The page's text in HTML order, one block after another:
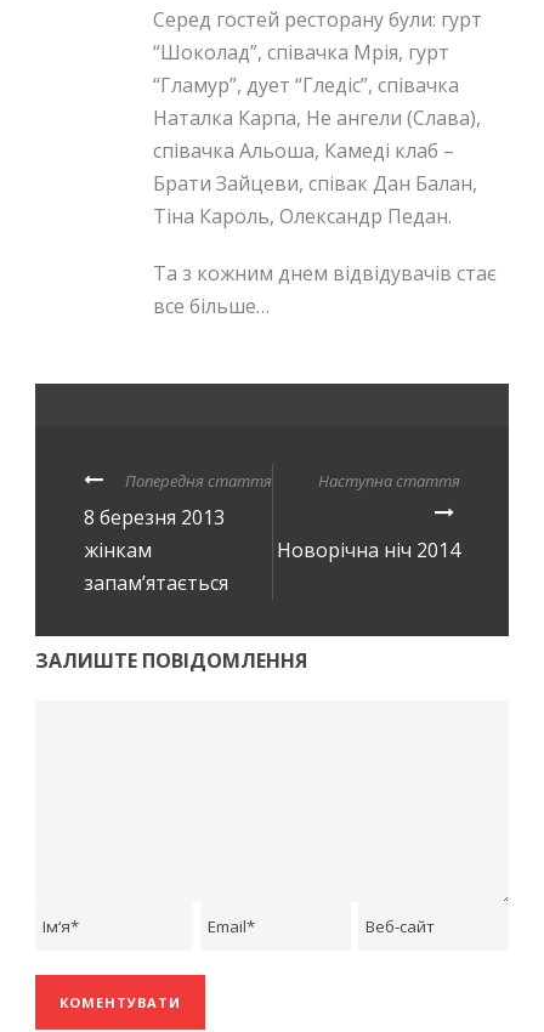
Серед гостей ресторану були: гурт
“Шоколад”, співачка Мрія, гурт
“Гламур”, дует “Гледіс”, співачка
Наталка Карпа, Не ангели (Слава),
співачка Альоша, Камеді клаб –
Брати Зайцеви, співак Дан Балан,
Тіна Кароль, Олександр Педан.
Та з кожним днем відвідувачів стає
все більше…
Попередня стаття
8 березня 2013
жінкам
запам’ятається
Наступна стаття
Новорічна ніч 2014
ЗАЛИШТЕ ПОВІДОМЛЕННЯ